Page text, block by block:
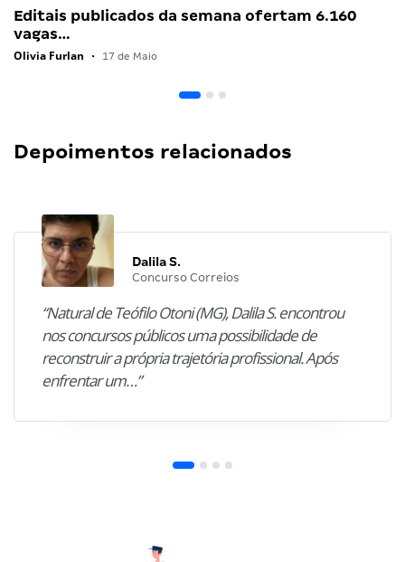
Editais publicados da semana ofertam 6.160
vagas…
Olivia Furlan • 17 de Maio
Depoimentos relacionados
Dalila S.
Concurso Correios
“Natural de Teófilo Otoni (MG), Dalila S. encontrou
nos concursos públicos uma possibilidade de
reconstruir a própria trajetória profissional. Após
enfrentar um…”